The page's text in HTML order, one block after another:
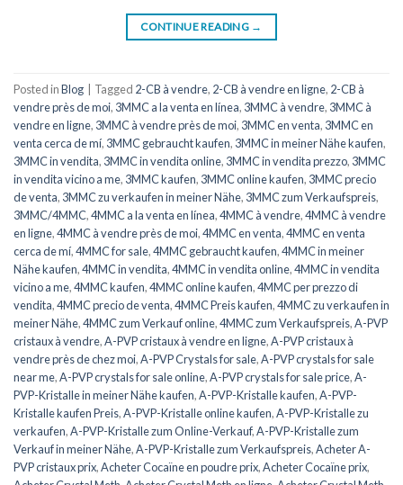
CONTINUE READING →
Posted inBlog Tagged 2-CB à vendre, 2-CB à vendre en ligne, 2-CB à
vendre près de moi, 3MMC a la venta en línea, 3MMC à vendre, 3MMC à
vendre en ligne, 3MMC à vendre près de moi, 3MMC en venta, 3MMC en
venta cerca de mí, 3MMC gebraucht kaufen, 3MMC in meiner Nähe kaufen,
3MMC in vendita, 3MMC in vendita online, 3MMC in vendita prezzo, 3MMC
in vendita vicino a me, 3MMC kaufen, 3MMC online kaufen, 3MMC precio
de venta, 3MMC zu verkaufen in meiner Nähe, 3MMC zum Verkaufspreis,
3MMC/4MMC,4MMC a la venta en línea,4MMC à vendre,4MMC à vendre
en ligne,4MMC à vendre près de moi,4MMC en venta,4MMC en venta
cerca de mí,4MMC for sale,4MMC gebraucht kaufen,4MMC in meiner
Nähe kaufen,4MMC in vendita,4MMC in vendita online,4MMC in vendita
vicino a me,4MMC kaufen,4MMC online kaufen,4MMC per prezzo di
vendita,4MMC precio de venta,4MMC Preis kaufen,4MMC zu verkaufen in
meiner Nähe,4MMC zum Verkauf online,4MMC zum Verkaufspreis,A-PVP
cristaux à vendre,A-PVP cristaux à vendre en ligne,A-PVP cristaux à
vendre près de chez moi,A-PVP Crystals for sale,A-PVP crystals for sale
near me,A-PVP crystals for sale online,A-PVP crystals for sale price,A-
PVP-Kristalle in meiner Nähe kaufen,A-PVP-Kristalle kaufen,A-PVP-
Kristalle kaufen Preis,A-PVP-Kristalle online kaufen,A-PVP-Kristalle zu
verkaufen,A-PVP-Kristalle zum Online-Verkauf,A-PVP-Kristalle zum
Verkauf in meiner Nähe,A-PVP-Kristalle zum Verkaufspreis,Acheter A-
PVP cristaux prix,Acheter Cocaïne en poudre prix,Acheter Cocaïne prix,